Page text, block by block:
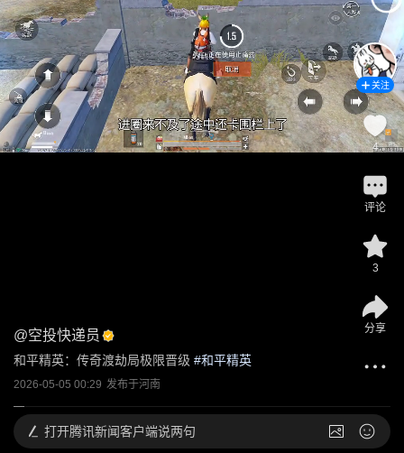
@空投快递员
和平精英：传奇渡劫局极限晋级 #和平精英
2026-05-05 00:29 发布于河南
关注
4
评论
3
分享
打开腾讯新闻客户端说两句